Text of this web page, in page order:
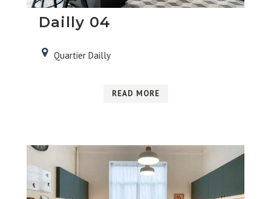
Dailly 04
Quartier Dailly
READ MORE